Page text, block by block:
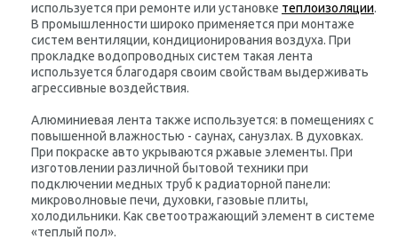
используется при ремонте или установке теплоизоляции.
В промышленности широко применяется при монтаже
систем вентиляции, кондиционирования воздуха. При
прокладке водопроводных систем такая лента
используется благодаря своим свойствам выдерживать
агрессивные воздействия.
Алюминиевая лента также используется: в помещениях с
повышенной влажностью - саунах, санузлах. В духовках.
При покраске авто укрываются ржавые элементы. При
изготовлении различной бытовой техники при
подключении медных труб к радиаторной панели:
микроволновые печи, духовки, газовые плиты,
холодильники. Как светоотражающий элемент в системе
«теплый пол».